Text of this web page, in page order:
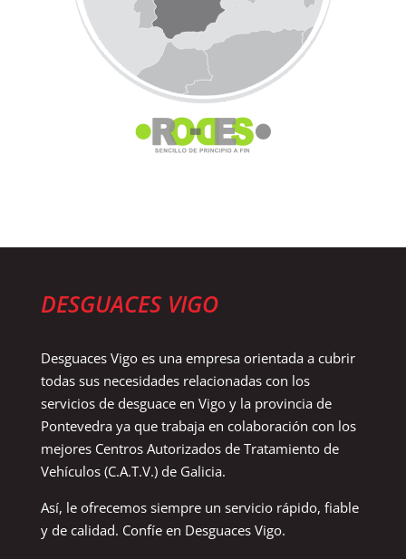
DESGUACES VIGO
Desguaces Vigo es una empresa orientada a cubrir
todas sus necesidades relacionadas con los
servicios de desguace en Vigo y la provincia de
Pontevedra ya que trabaja en colaboración con los
mejores Centros Autorizados de Tratamiento de
Vehículos (C.A.T.V.) de Galicia.
Así, le ofrecemos siempre un servicio rápido, fiable
y de calidad. Confíe en Desguaces Vigo.